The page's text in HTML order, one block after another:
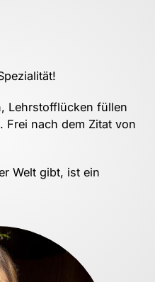
Lehrstofflücken füllen
Frei nach dem Zitat von
Welt gibt, ist ein